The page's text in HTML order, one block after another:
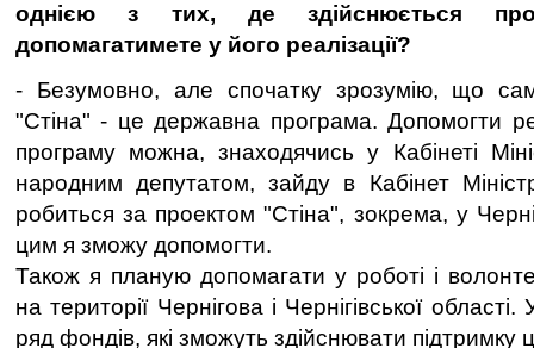
однією з тих, де здійснюється
допомагатимете у його реалізації?
- Безумовно, але спочатку зрозумію, що
"Стіна" - це державна програма. Допомогти
програму можна, знаходячись у Кабінеті
народним депутатом, зайду в Кабінет
робиться за проектом "Стіна", зокрема, у
цим я зможу допомогти.
Також я планую допомагати у роботі і
на території Чернігова і Чернігівської
ряд фондів, які зможуть здійснювати підтримку